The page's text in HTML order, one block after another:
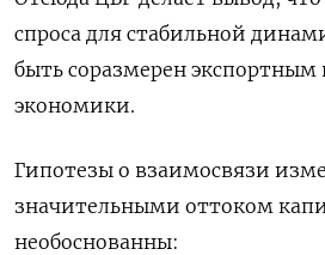
спроса для стабильной
быть соразмерен
экономики.
Гипотезы о взаимосвязи
значительными оттоком
необоснованны: